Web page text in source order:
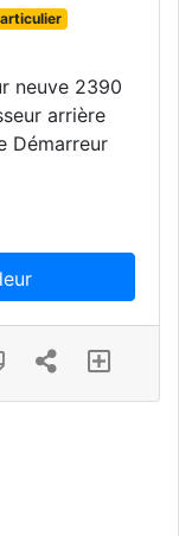
neuve 2390
arrière
Démarreur